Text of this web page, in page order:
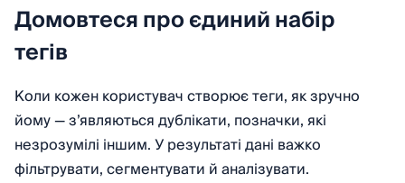
Домовтеся про єдиний набір
тегів
Коли кожен користувач створює теги, як зручно
йому — з’являються дублікати, позначки, які
незрозумілі іншим. У результаті дані важко
фільтрувати, сегментувати й аналізувати.